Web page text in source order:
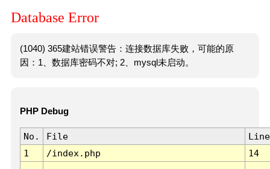
Database Error
(1040) 365建站错误警告：连接数据库失败，可能的原
因：1、数据库密码不对; 2、mysql未启动。
PHP Debug
No. File
Line
1
/index.php 14